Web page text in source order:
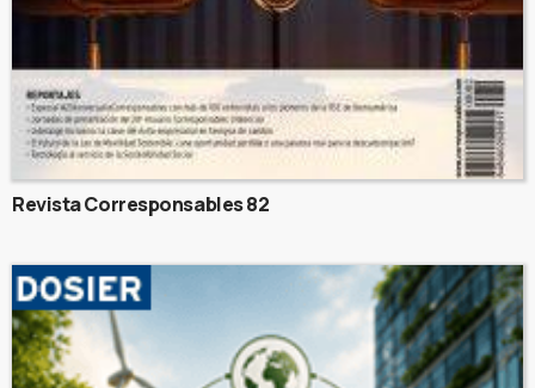
Revista Corresponsables 82